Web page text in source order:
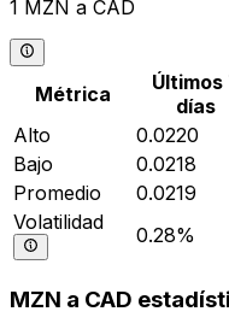
1 MZN a CAD
Métrica
Últimos
días
Alto
0.0220
Bajo
0.0218
Promedio
0.0219
Volatilidad
0.28%
MZN a CAD